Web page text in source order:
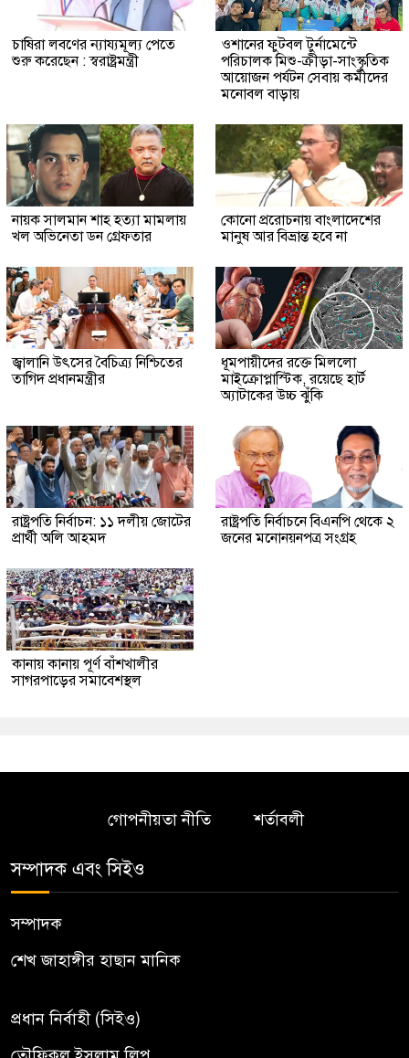
চাষিরা লবণের ন্যায্যমূল্য পেতে
শুরু করেছেন : স্বরাষ্ট্রমন্ত্রী
ওশানের ফুটবল টুর্নামেন্টে
পরিচালক মিশু-ক্রীড়া-সাংস্কৃতিক
আয়োজন পর্যটন সেবায় কর্মীদের
মনোবল বাড়ায়
নায়ক সালমান শাহ হত্যা মামলায়
খল অভিনেতা ডন গ্রেফতার
কোনো প্ররোচনায় বাংলাদেশের
মানুষ আর বিভ্রান্ত হবে না
জ্বালানি উৎসের বৈচিত্র্য নিশ্চিতের
তাগিদ প্রধানমন্ত্রীর
ধূমপায়ীদের রক্তে মিললো
মাইক্রোপ্লাস্টিক, রয়েছে হার্ট
অ্যাটাকের উচ্চ ঝুঁকি
রাষ্ট্রপতি নির্বাচন: ১১ দলীয় জোটের
প্রার্থী অলি আহমদ
রাষ্ট্রপতি নির্বাচনে বিএনপি থেকে ২
জনের মনোনয়নপত্র সংগ্রহ
কানায় কানায় পূর্ণ বাঁশখালীর
সাগরপাড়ের সমাবেশস্থল
গোপনীয়তা নীতি শর্তাবলী
সম্পাদক এবং সিইও
সম্পাদক
শেখ জাহাঙ্গীর হাছান মানিক
প্রধান নির্বাহী (সিইও)